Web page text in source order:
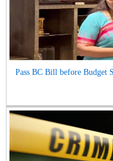
Pass BC Bill before Budget